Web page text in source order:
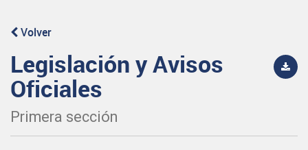
Volver
Legislación y Avisos
Oficiales
Primera sección